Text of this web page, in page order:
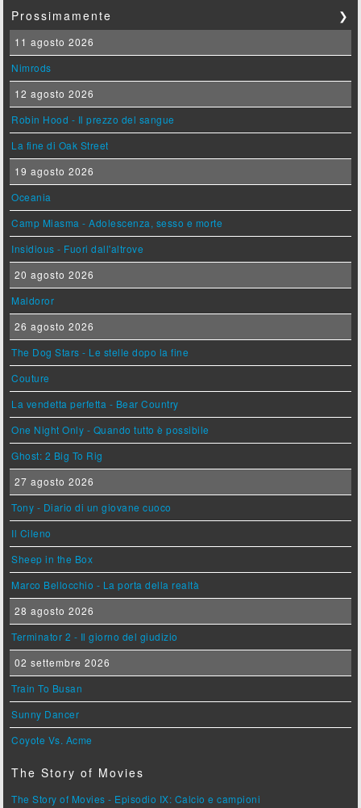
Prossimamente ❯
11 agosto 2026
Nimrods
12 agosto 2026
Robin Hood - Il prezzo del sangue
La fine di Oak Street
19 agosto 2026
Oceania
Camp Miasma - Adolescenza, sesso e morte
Insidious - Fuori dall'altrove
20 agosto 2026
Maldoror
26 agosto 2026
The Dog Stars - Le stelle dopo la fine
Couture
La vendetta perfetta - Bear Country
One Night Only - Quando tutto è possibile
Ghost: 2 Big To Rig
27 agosto 2026
Tony - Diario di un giovane cuoco
Il Cileno
Sheep in the Box
Marco Bellocchio - La porta della realtà
28 agosto 2026
Terminator 2 - Il giorno del giudizio
02 settembre 2026
Train To Busan
Sunny Dancer
Coyote Vs. Acme
The Story of Movies
The Story of Movies - Episodio IX: Calcio e campioni